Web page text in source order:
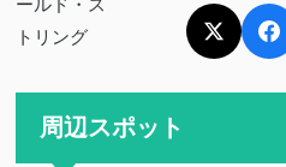
周辺スポット